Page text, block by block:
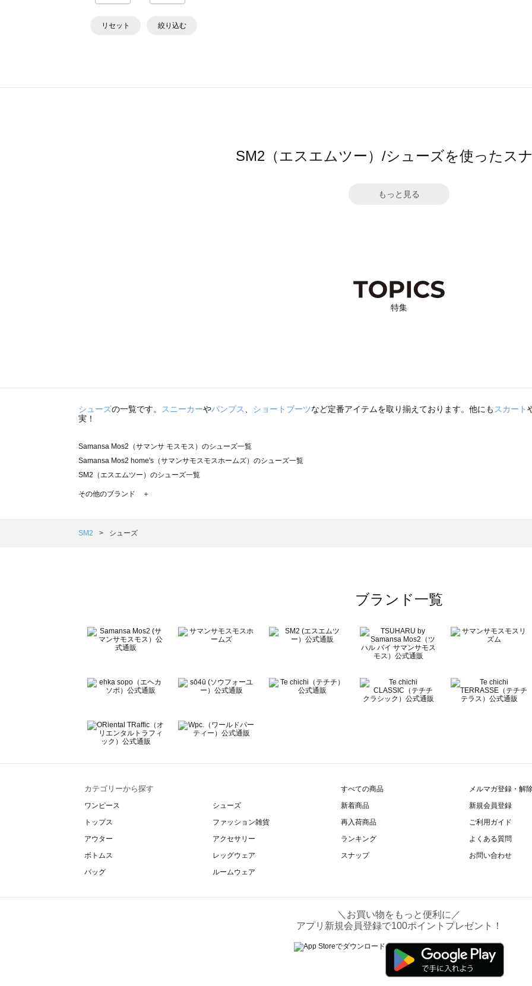
リセット 絞り込む
SM2（エスエムツー）/シューズを使ったス
もっと見る
特集
シューズの一覧です。 スニーカーやパンプス ショートブーツなど定番アイテムを取り揃えております。他にも スカート
実！
Samansa Mos2（サマンサ モスモス）のシューズ一覧
Samansa Mos2 home's（サマンサモスモスホームズ）のシューズ一覧
SM2（エスエムツー）のシューズ一覧
TSUHARU by Samansa Mos2（ツハルバイサマンサモスモス）のシューズ一覧
Samansa Mos2 Lagom（サマンサモスモス ラーゴム）のシューズ一覧
BETTY'S BLUE（べティーズブルー）のシューズ一覧
Wpc.（ワールドパーティー）のシューズ一覧
その他のブランド ＋
SM2 シューズ
ブランド一覧
カテゴリーから探す
ワンピース
トップス
アウター
ボトムス
バッグ
シューズ
ファッション雑貨
アクセサリー
レッグウェア
ルームウェア
すべての商品
新着商品
再入荷商品
ランキング
スナップ
メルマガ登録・解
新規会員登録
ご利用ガイド
よくある質問
お問い合わせ
＼お買い物をもっと便利に／
アプリ新規会員登録で100ポイントプレゼント！